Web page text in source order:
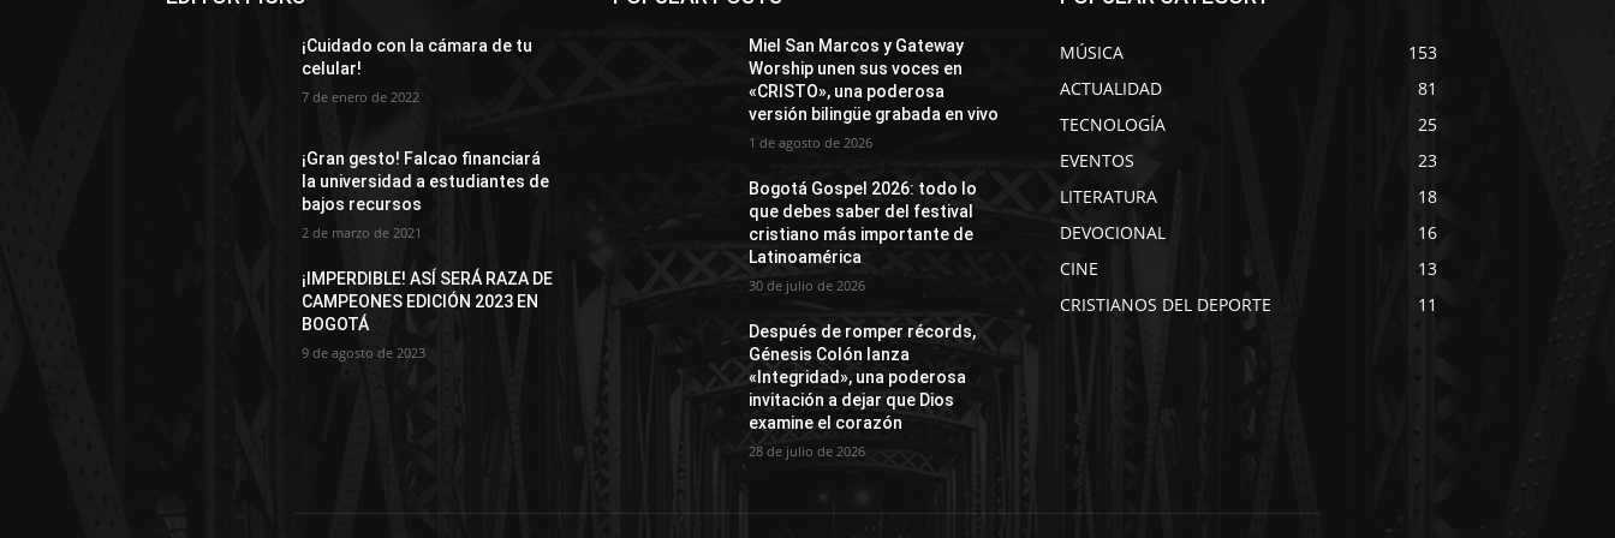
¡Cuidado con la cámara de tu
celular!
7 de enero de 2022
¡Gran gesto! Falcao financiará
la universidad a estudiantes de
bajos recursos
2 de marzo de 2021
¡IMPERDIBLE! ASÍ SERÁ RAZA DE
CAMPEONES EDICIÓN 2023 EN
BOGOTÁ
9 de agosto de 2023
Miel San Marcos y Gateway
Worship unen sus voces en
«CRISTO», una poderosa
versión bilingüe grabada en vivo
1 de agosto de 2026
Bogotá Gospel 2026: todo lo
que debes saber del festival
cristiano más importante de
Latinoamérica
30 de julio de 2026
Después de romper récords,
Génesis Colón lanza
«Integridad», una poderosa
invitación a dejar que Dios
examine el corazón
28 de julio de 2026
MÚSICA
153
ACTUALIDAD
81
TECNOLOGÍA
25
EVENTOS
23
LITERATURA
18
DEVOCIONAL
16
CINE
13
CRISTIANOS DEL DEPORTE
11